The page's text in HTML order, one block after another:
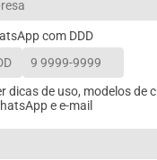
com DDD
dicas de uso, modelos de
e e-mail